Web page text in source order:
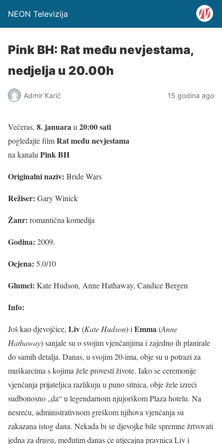
NEON Televizija
Pink BH: Rat među nevjestama,
nedjelja u 20.00h
Admir Karić 15 godina ago
Večeras, 8. januarau 20:00 sati
pogledajte filmRat među nevjestama
na kanalu Pink BH
Originalni naziv: Bride Wars
Režiser: Gary Winick
Žanr: romantična komedija
Godina: 2009.
Ocjena: 5.0/10
Glumci: Kate Hudson, Anne Hathaway, Candice Bergen
Info:
Još kao djevojčice, Liv(Kate Hudson) i Emma(Anne
Hathaway) sanjale su o svojim vjenčanjima i zajedno ih planirale
do samih detalja. Danas, u svojim 20-ima, obje su u potrazi za
muškarcima s kojima žele provesti živote. Iako se ceremonije
vjenčanja prijateljica razlikuju u puno sitnica, obje žele izreći
sudbonosno „da“ u legendarnom njujorškom Plaza hotelu. Na
nesreću, administrativnom greškom njihova vjenčanja su
zakazana istog dana. Nekada bi se djevojke bile spremne žrtvovati
jedna za drugu, međutim danas će utjecajna pravnica Liv i